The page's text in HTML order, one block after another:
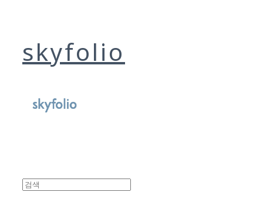
skyfolio